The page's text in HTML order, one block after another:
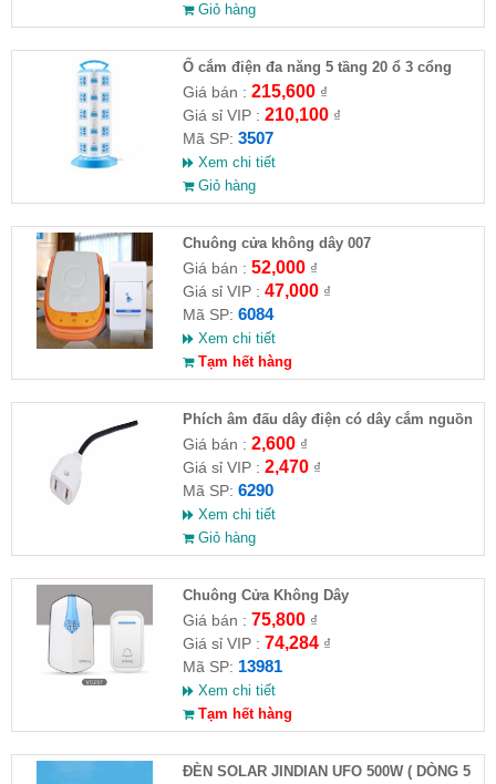
Giỏ hàng
Ổ cắm điện đa năng 5 tầng 20 ổ 3 cổng
USB ( Full VAT )
Giá bán : 215,600₫
Giá sỉ VIP : 210,100₫
Mã SP: 3507
Xem chi tiết
Giỏ hàng
Chuông cửa không dây 007
Giá bán : 52,000₫
Giá sỉ VIP : 47,000₫
Mã SP: 6084
Xem chi tiết
Tạm hết hàng
Phích âm đấu dây điện có dây cắm nguồn
camera
Giá bán : 2,600₫
Giá sỉ VIP : 2,470₫
Mã SP: 6290
Xem chi tiết
Giỏ hàng
Chuông Cửa Không Dây
Giá bán : 75,800₫
Giá sỉ VIP : 74,284₫
Mã SP: 13981
Xem chi tiết
Tạm hết hàng
ĐÈN SOLAR JINDIAN UFO 500W ( DÒNG 5